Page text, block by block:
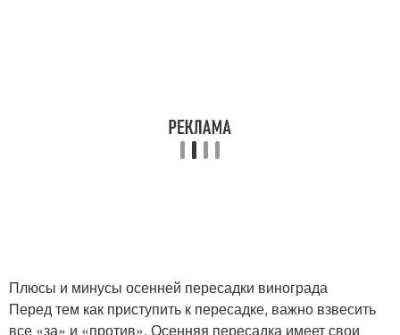
Плюсы и минусы осенней пересадки винограда
Перед тем как приступить к пересадке, важно взвесить
все «за» и «против». Осенняя пересадка имеет свои